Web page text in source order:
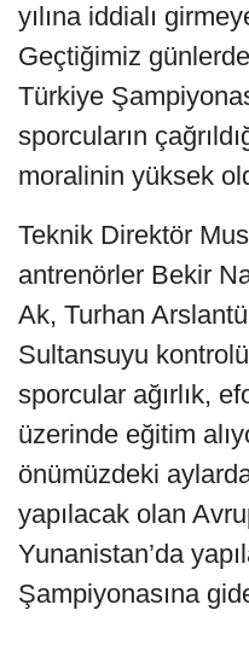
yılına iddialı
Geçtiğimiz
Türkiye
sporcuların
moralinin yüksek
Teknik Direktör
antrenörler Bekir
Ak, Turhan
Sultansuyu
sporcular ağırlık,
üzerinde eğitim
önümüzdeki
yapılacak olan
Yunanistan’da
Şampiyonasına